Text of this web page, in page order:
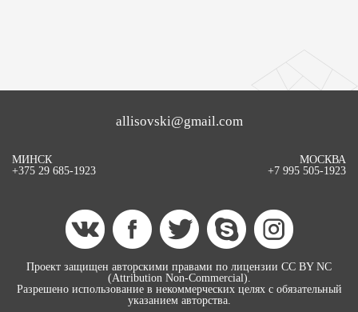
МИНСК
+375 29 685-1923
allisovski@gmail.com
МОСКВА
+7 995 505-1923
Проект защищен авторскими правами по лицензии CC BY NC
(Attribution Non-Commercial).
Разрешено использование в некоммерческих целях с обязательный
указанием авторства.